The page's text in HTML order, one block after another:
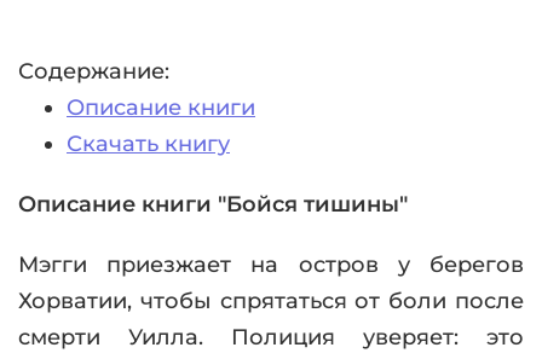
Содержание:
Описание книги
Скачать книгу
Описание книги "Бойся тишины"
Мэгги приезжает на остров у берегов
Хорватии, чтобы спрятаться от боли после
смерти Уилла. Полиция уверяет: это